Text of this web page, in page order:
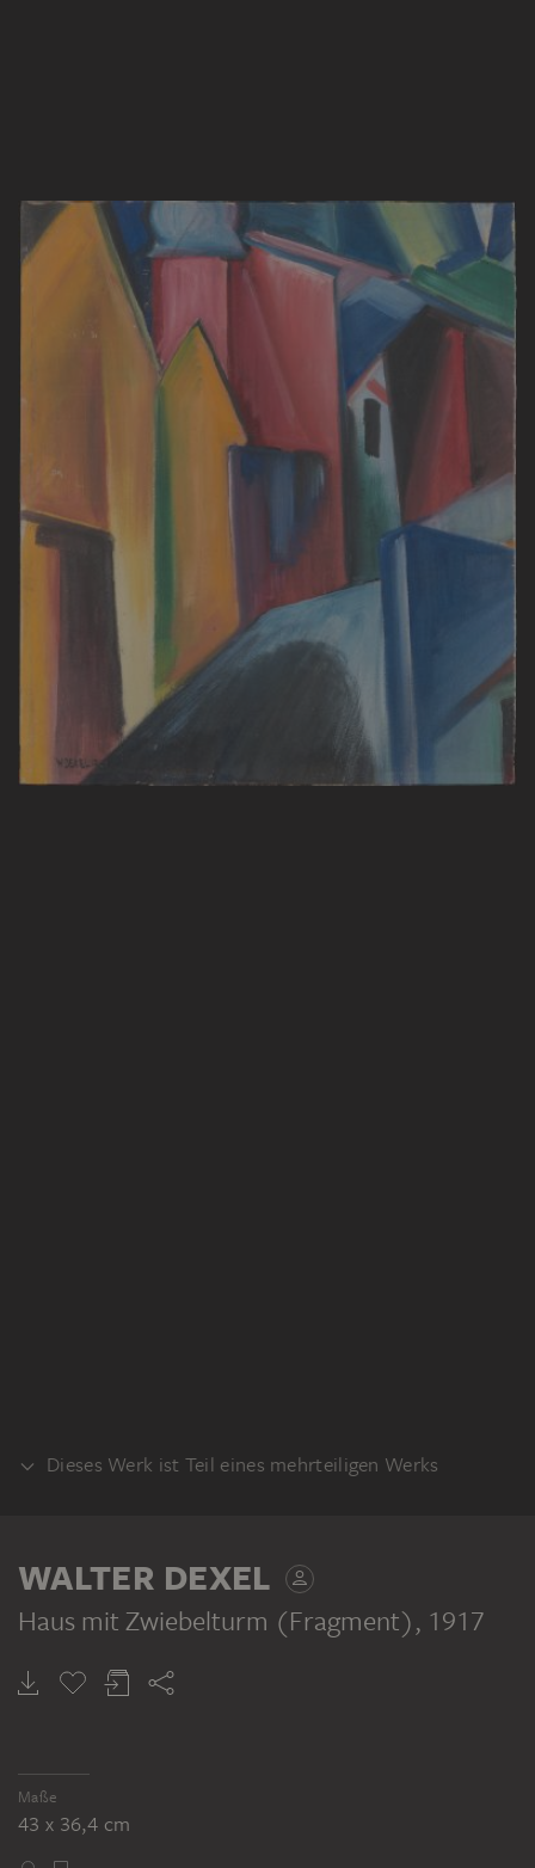
Dieses Werk ist Teil eines mehrteiligen Werks
WALTER DEXEL
Haus mit Zwiebelturm (Fragment), 1917
Maße
43 x 36,4 cm